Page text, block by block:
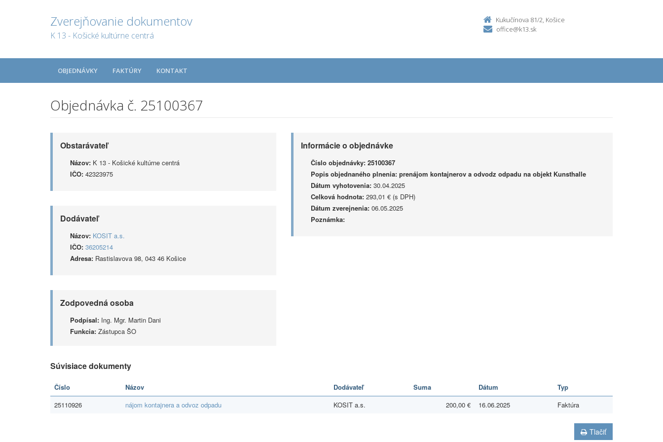
Zverejňovanie dokumentov
K 13 - Košické kultúrne centrá
Kukučínova 81/2, Košice
office@k13.sk
OBJEDNÁVKY FAKTÚRY KONTAKT
Objednávka č. 25100367
Obstarávateľ
Názov: K 13 - Košické kultúrne centrá
IČO: 42323975
Dodávateľ
Názov: KOSIT a.s.
IČO: 36205214
Adresa: Rastislavova 98, 043 46 Košice
Zodpovedná osoba
Podpísal: Ing. Mgr. Martin Dani
Funkcia: Zástupca ŠO
Informácie o objednávke
Číslo objednávky: 25100367
Popis objednaného plnenia: prenájom kontajnerov a odvodz odpadu na objekt Kunsthalle
Dátum vyhotovenia:30.04.2025
Celková hodnota:293,01 € (s DPH)
Dátum zverejnenia:06.05.2025
Poznámka:
Súvisiace dokumenty
Číslo Názov Dodávateľ Suma Dátum
Typ
25110926
nájom kontajnera a odvoz odpadu KOSIT a.s. 200,00 € 16.06.2025 Faktúra
Tlačiť